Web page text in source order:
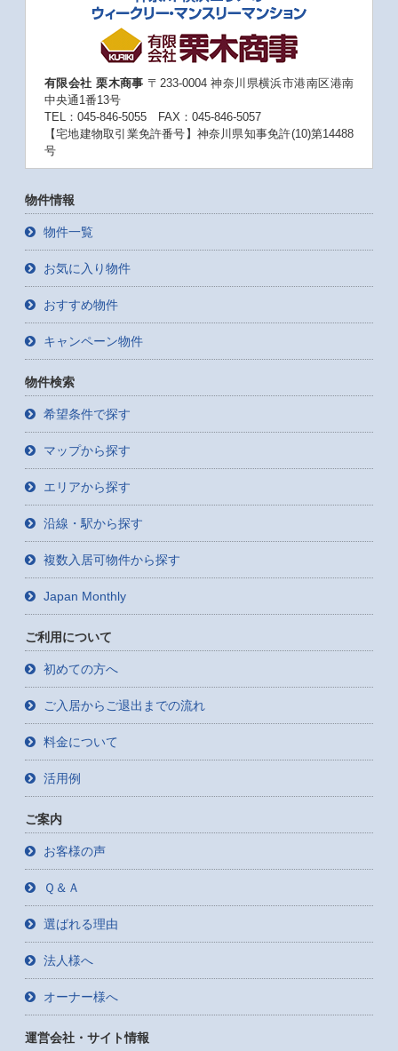
有限会社 栗木商事 〒233-0004 神奈川県横浜市港南区港南
中央通1番13号
TEL：045-846-5055 FAX：045-846-5057
【宅地建物取引業免許番号】神奈川県知事免許(10)第14488
号
物件情報
物件一覧
お気に入り物件
おすすめ物件
キャンペーン物件
物件検索
希望条件で探す
マップから探す
エリアから探す
沿線・駅から探す
複数入居可物件から探す
Japan Monthly
ご利用について
初めての方へ
ご入居からご退出までの流れ
料金について
活用例
ご案内
お客様の声
Ｑ＆Ａ
選ばれる理由
法人様へ
オーナー様へ
運営会社・サイト情報